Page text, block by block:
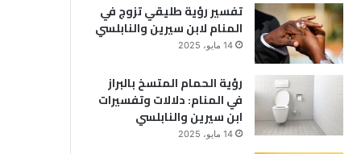
تفسير رؤية طليقي تزوج في
المنام لابن سيرين والنابلسي
14 مايو، 2025
رؤية الحمام المتسخ بالبراز
في المنام: دلالات وتفسيرات
ابن سيرين والنابلسي
14 مايو، 2025